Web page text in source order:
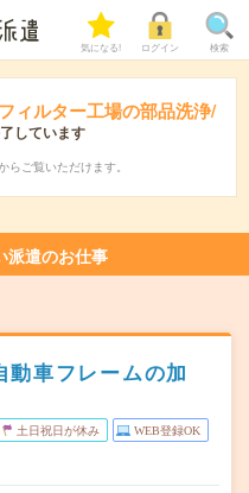
気になる! ログイン 検索
ィルター工場の部品洗浄/
しています
からご覧いただけます。
派遣のお仕事
動車フレームの加
土日祝日が休み WEB登録OK